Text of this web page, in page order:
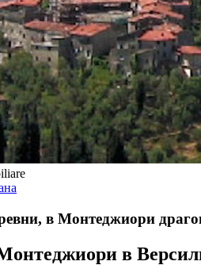
в Монтеджиори
в